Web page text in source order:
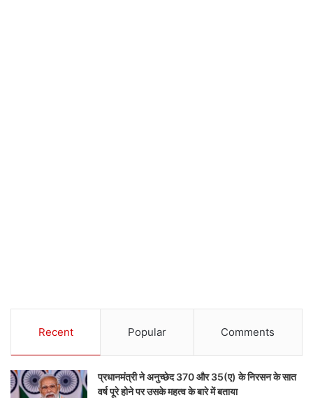
Recent Popular Comments
प्रधानमंत्री ने अनुच्छेद 370 और 35(ए) के निरसन के सात
वर्ष पूरे होने पर उसके महत्व के बारे में बताया